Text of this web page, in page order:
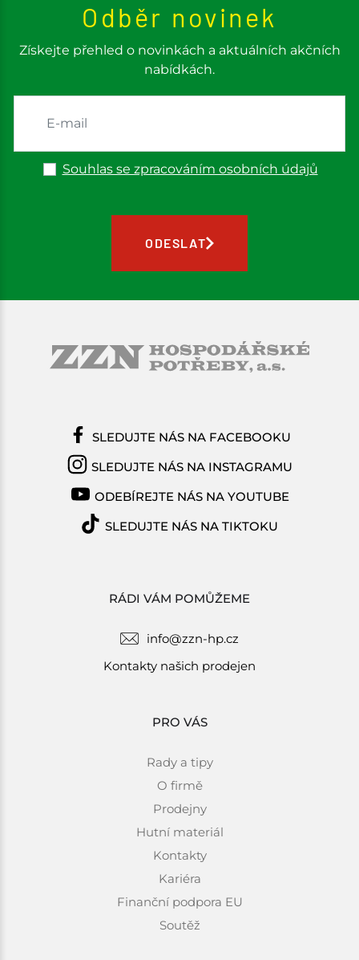
Odběr novinek
Získejte přehled o novinkách a aktuálních akčních
nabídkách.
Souhlas se zpracováním osobních údajů
ODESLAT
RÁDI VÁM POMŮŽEME
info@zzn-hp.cz
Kontakty našich prodejen
PRO VÁS
Rady a tipy
O firmě
Prodejny
Hutní materiál
Kontakty
Kariéra
Finanční podpora EU
Soutěž
SLEDUJTE NÁS NA FACEBOOKU
SLEDUJTE NÁS NA INSTAGRAMU
ODEBÍREJTE NÁS NA YOUTUBE
SLEDUJTE NÁS NA TIKTOKU